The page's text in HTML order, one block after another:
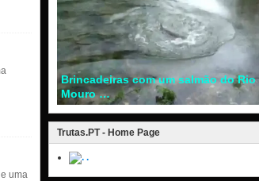
uma
Brincadeiras com um salmão do Rio
Mouro …
Trutas.PT - Home Page
.